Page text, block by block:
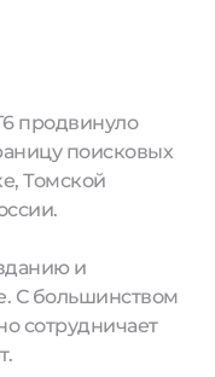
продвинуло
поисковых
Томской
и
С большинством
сотрудничает